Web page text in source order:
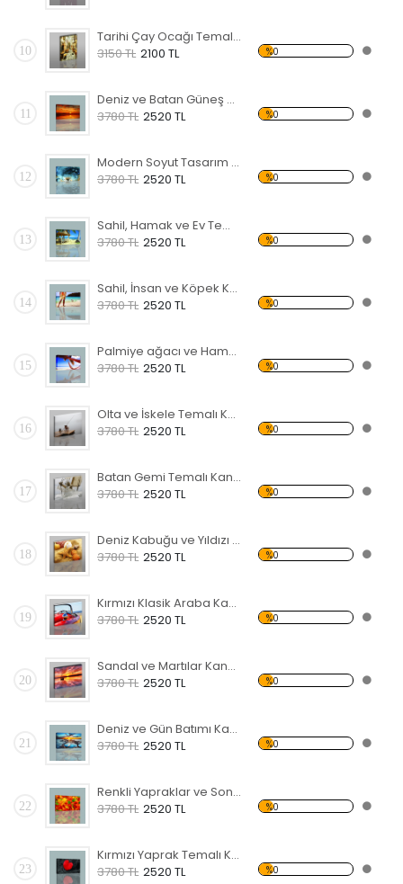
10
Tarihi Çay Ocağı Temalı Kanvas Tablo
3150 TL 2100 TL %0
11
Deniz ve Batan Güneş Kanvas Tablo
3780 TL 2520 TL %0
12
Modern Soyut Tasarım 28 Kanvas Tablo
3780 TL 2520 TL %0
13
Sahil, Hamak ve Ev Temalı Kanvas Tablo
3780 TL 2520 TL %0
14
Sahil, İnsan ve Köpek Kanvas Tablo
3780 TL 2520 TL %0
15
Palmiye ağacı ve Hamak Kanvas Tablo
3780 TL 2520 TL %0
16
Olta ve İskele Temalı Kanvas Tablo
3780 TL 2520 TL %0
17
Batan Gemi Temalı Kanvas Tablo
3780 TL 2520 TL %0
18
Deniz Kabuğu ve Yıldızı Kanvas Tablo
3780 TL 2520 TL %0
19
Kırmızı Klasik Araba Kanvas Tablo
3780 TL 2520 TL %0
20
Sandal ve Martılar Kanvas Tablo
3780 TL 2520 TL %0
21
Deniz ve Gün Batımı Kanvas Tablo
3780 TL 2520 TL %0
22
Renkli Yapraklar ve Sonbahar Kanvas Tablo
3780 TL 2520 TL %0
23
Kırmızı Yaprak Temalı Kanvas Tablo
3780 TL 2520 TL %0